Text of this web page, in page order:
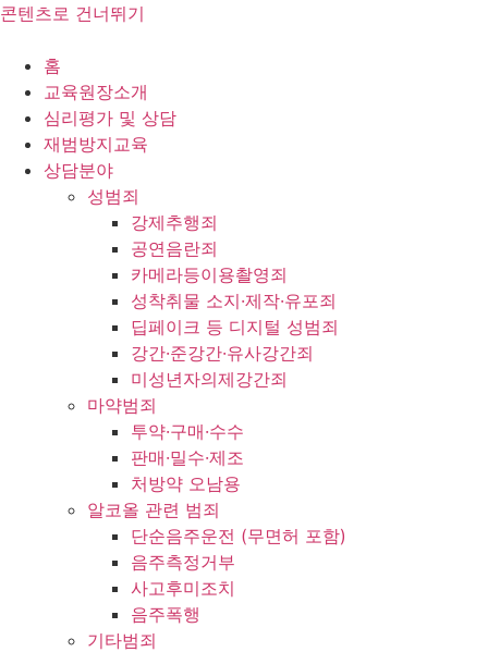
콘텐츠로 건너뛰기
홈
교육원장소개
심리평가 및 상담
재범방지교육
상담분야
성범죄
강제추행죄
공연음란죄
카메라등이용촬영죄
성착취물 소지·제작·유포죄
딥페이크 등 디지털 성범죄
강간·준강간·유사강간죄
미성년자의제강간죄
마약범죄
투약·구매·수수
판매·밀수·제조
처방약 오남용
알코올 관련 범죄
단순음주운전 (무면허 포함)
음주측정거부
사고후미조치
음주폭행
기타범죄